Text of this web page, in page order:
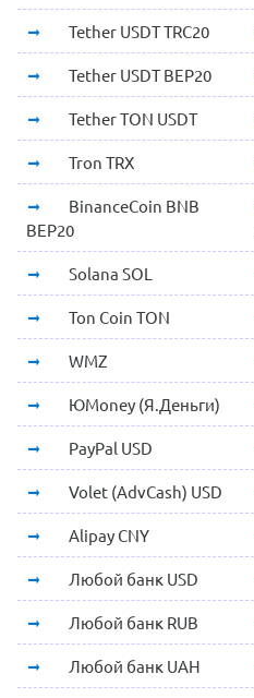
Tether USDT TRC20
Tether USDT BEP20
Tether TON USDT
Tron TRX
BinanceCoin BNB
BEP20
Solana SOL
Ton Coin TON
WMZ
ЮMoney (Я.Деньги)
PayPal USD
Volet (AdvCash) USD
Alipay CNY
Любой банк USD
Любой банк RUB
Любой банк UAH